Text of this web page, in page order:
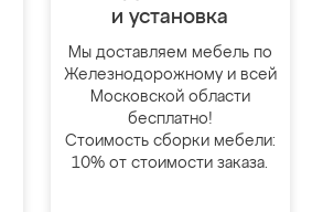
и установка
Мы доставляем мебель по
Железнодорожному и всей
Московской области
бесплатно!
Стоимость сборки мебели:
10% от стоимости заказа.